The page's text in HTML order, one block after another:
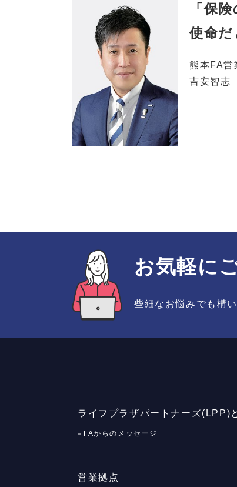
「保
使命だ
熊本FA営
吉安智志
お気軽に
些細なお悩みでも構
ライフプラザパートナーズ(LPP)
FAからのメッセージ
営業拠点